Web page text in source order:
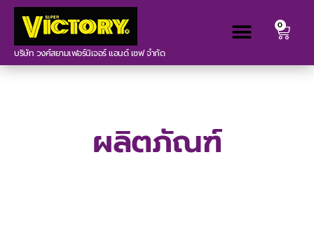
บริษัท วงศ์สยามเฟอร์นิเจอร์ แอนด์ เซฟ จำกัด
0
ผลิตภัณฑ์